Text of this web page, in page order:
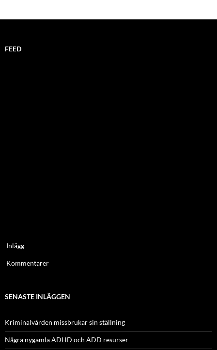
FEED
Inlägg
Kommentarer
SENASTE INLÄGGEN
Kriminalvården missbrukar sin ställning
Några nygamla ADHD och ADD resurser